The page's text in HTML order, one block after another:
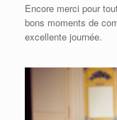
Encore merci pour
bons moments de
excellente journée.